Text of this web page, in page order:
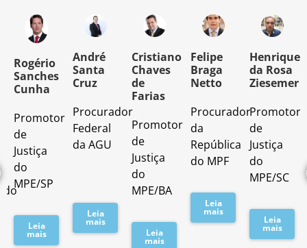
Rogério
Sanches
Cunha
Promotor
de
Justiça
do
MPE/SP
Leia
mais
André
Santa
Cruz
Procurador
Federal
da AGU
Leia
mais
Cristiano
Chaves
de
Farias
Promotor
de
Justiça
do
MPE/BA
Leia
mais
Felipe
Braga
Netto
Procurador
da
República
do MPF
Leia
mais
Henrique
da Rosa
Ziesemer
Promotor
de
Justiça
do
MPE/SC
Leia
mais